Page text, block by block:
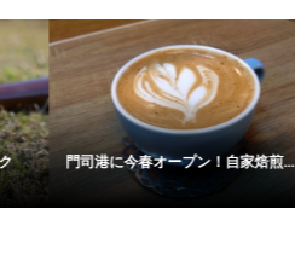
門司港に今春オープン！自家焙煎...